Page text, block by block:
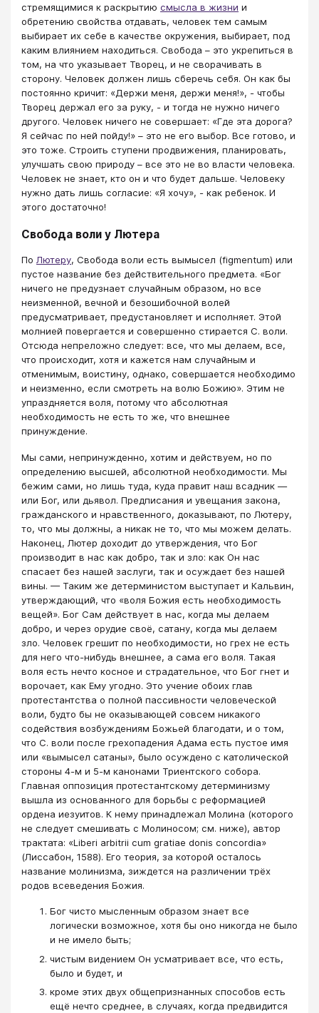
стремящимися к раскрытию смысла в жизни и
обретению свойства отдавать, человек тем самым
выбирает их себе в качестве окружения, выбирает, под
каким влиянием находиться. Свобода – это укрепиться в
том, на что указывает Творец, и не сворачивать в
сторону. Человек должен лишь сберечь себя. Он как бы
постоянно кричит: «Держи меня, держи меня!», - чтобы
Творец держал его за руку, - и тогда не нужно ничего
другого. Человек ничего не совершает: «Где эта дорога?
Я сейчас по ней пойду!» – это не его выбор. Все готово, и
это тоже. Строить ступени продвижения, планировать,
улучшать свою природу – все это не во власти человека.
Человек не знает, кто он и что будет дальше. Человеку
нужно дать лишь согласие: «Я хочу», - как ребенок. И
этого достаточно!
Свобода воли у Лютера
По Лютеру, Свобода воли есть вымысел (figmentum) или
пустое название без действительного предмета. «Бог
ничего не предузнает случайным образом, но все
неизменной, вечной и безошибочной волей
предусматривает, предустановляет и исполняет. Этой
молнией повергается и совершенно стирается С. воли.
Отсюда непреложно следует: все, что мы делаем, все,
что происходит, хотя и кажется нам случайным и
отменимым, воистину, однако, совершается необходимо
и неизменно, если смотреть на волю Божию». Этим не
упраздняется воля, потому что абсолютная
необходимость не есть то же, что внешнее
принуждение.
Мы сами, непринужденно, хотим и действуем, но по
определению высшей, абсолютной необходимости. Мы
бежим сами, но лишь туда, куда правит наш всадник —
или Бог, или дьявол. Предписания и увещания закона,
гражданского и нравственного, доказывают, по Лютеру,
то, что мы должны, а никак не то, что мы можем делать.
Наконец, Лютер доходит до утверждения, что Бог
производит в нас как добро, так и зло: как Он нас
спасает без нашей заслуги, так и осуждает без нашей
вины. — Таким же детерминистом выступает и Кальвин,
утверждающий, что «воля Божия есть необходимость
вещей». Бог Сам действует в нас, когда мы делаем
добро, и через орудие своё, сатану, когда мы делаем
зло. Человек грешит по необходимости, но грех не есть
для него что-нибудь внешнее, а сама его воля. Такая
воля есть нечто косное и страдательное, что Бог гнет и
ворочает, как Ему угодно. Это учение обоих глав
протестантства о полной пассивности человеческой
воли, будто бы не оказывающей совсем никакого
содействия возбуждениям Божьей благодати, и о том,
что С. воли после грехопадения Адама есть пустое имя
или «вымысел сатаны», было осуждено с католической
стороны 4-м и 5-м канонами Триентского собора.
Главная оппозиция протестантскому детерминизму
вышла из основанного для борьбы с реформацией
ордена иезуитов. К нему принадлежал Молина (которого
не следует смешивать с Молиносом; см. ниже), автор
трактата: «Liberi arbitrii cum gratiae donis concordia»
(Лиссабон, 1588). Его теория, за которой осталось
название молинизма, зиждется на различении трёх
родов всеведения Божия.
Бог чисто мысленным образом знает все
логически возможное, хотя бы оно никогда не было
и не имело быть;
чистым видением Он усматривает все, что есть,
было и будет, и
кроме этих двух общепризнанных способов есть
ещё нечто среднее, в случаях, когда предвидится